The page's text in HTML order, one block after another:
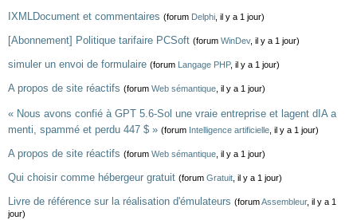
IXMLDocument et commentaires (forum Delphi , il y a 1 jour)
[Abonnement] Politique tarifaire PCSoft (forum WinDev, il y a 1 jour)
simuler un envoi de formulaire (forum Langage PHP, il y a 1 jour)
A propos de site réactifs (forum Web sémantique , il y a 1 jour)
« Nous avons confié à GPT 5.6-Sol une vraie entreprise et lagent dIA a
menti, spammé et perdu 447 $ » (forum Intelligence artificielle , il y a 1 jour)
A propos de site réactifs (forum Web sémantique , il y a 1 jour)
Qui choisir comme hébergeur gratuit (forum Gratuit , il y a 1 jour)
Livre de référence sur la réalisation d'émulateurs (forumAssembleur, il y a 1
jour)